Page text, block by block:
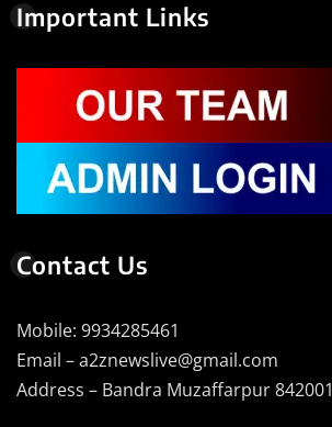
Important Links
Contact Us
Mobile: 9934285461
Email – a2znewslive@gmail.com
Address – Bandra Muzaffarpur 842001